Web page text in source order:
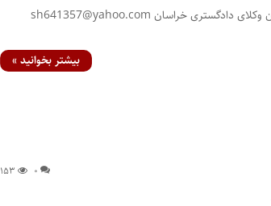
نویسنده: سیاوش هوشیارحسینی کارآموز وکالت کانون وکلای دادگستری خراسان sh641357@yahoo.com
بیشتر بخوانید »
۰ ۱۵۳